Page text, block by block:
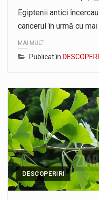
Egiptenii antici
cancerul în urmă cu
MAI MULT
Publicat în
DESCOPERIRI